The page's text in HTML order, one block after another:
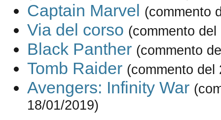
Captain Marvel (commento
Via del corso (commento
Black Panther (commento
Tomb Raider (commento del
Avengers: Infinity War
18/01/2019)